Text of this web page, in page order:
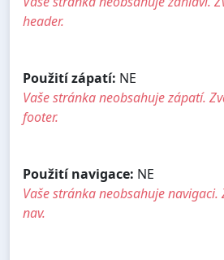
header.
Použití zápatí: NE
Vaše stránka neobsahuje zápatí.
footer.
Použití navigace: NE
Vaše stránka neobsahuje
nav.